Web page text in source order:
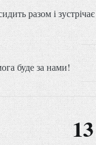
разом і
буде за нами!